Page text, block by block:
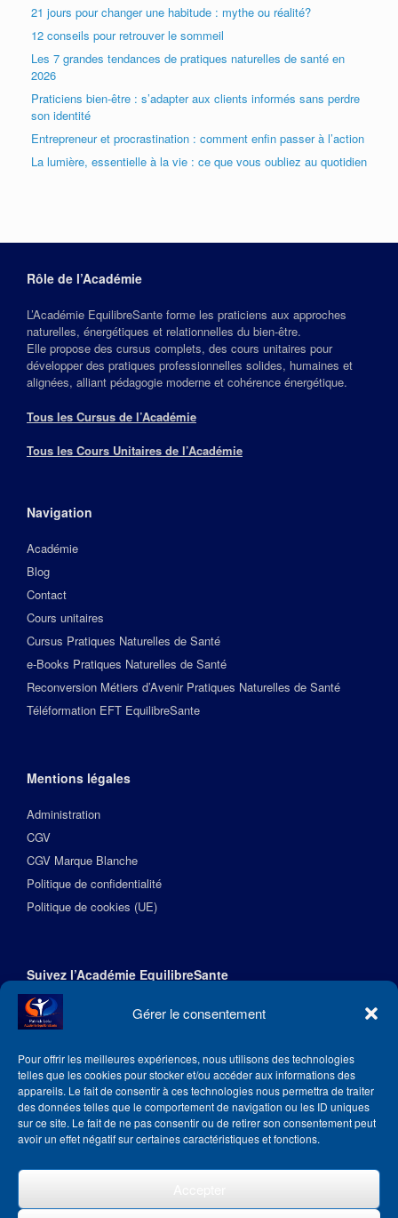
Gérer le consentement
Pour offrir les meilleures expériences, nous utilisons des technologies
telles que les cookies pour stocker et/ou accéder aux informations des
appareils. Le fait de consentir à ces technologies nous permettra de traiter
des données telles que le comportement de navigation ou les ID uniques
sur ce site. Le fait de ne pas consentir ou de retirer son consentement peut
avoir un effet négatif sur certaines caractéristiques et fonctions.
21 jours pour changer une habitude : mythe ou réalité?
12 conseils pour retrouver le sommeil
Les 7 grandes tendances de pratiques naturelles de santé en
2026
Praticiens bien-être : s’adapter aux clients informés sans perdre
son identité
Entrepreneur et procrastination : comment enfin passer à l’action
La lumière, essentielle à la vie : ce que vous oubliez au quotidien
Rôle de l’Académie
L’Académie EquilibreSante forme les praticiens aux approches
naturelles, énergétiques et relationnelles du bien‑être.
Elle propose des cursus complets, des cours unitaires pour
développer des pratiques professionnelles solides, humaines et
alignées, alliant pédagogie moderne et cohérence énergétique.
Tous les Cursus de l’Académie
Tous les Cours Unitaires de l’Académie
Navigation
Académie
Blog
Contact
Cours unitaires
Cursus Pratiques Naturelles de Santé
e-Books Pratiques Naturelles de Santé
Reconversion Métiers d’Avenir Pratiques Naturelles de Santé
Téléformation EFT EquilibreSante
Mentions légales
Administration
CGV
CGV Marque Blanche
Politique de confidentialité
Politique de cookies (UE)
Suivez l’Académie EquilibreSante